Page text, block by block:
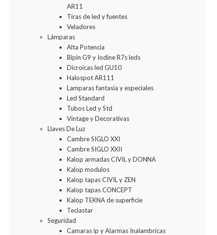
AR11
Tiras de led y fuentes
Veladores
Lámparas
Alta Potencia
Bipin G9 y Iodine R7s leds
Dicroicas led GU10
Halospot AR111
Lamparas fantasia y especiales
Led Standard
Tubos Led y Std
Vintage y Decorativas
Llaves De Luz
Cambre SIGLO XXI
Cambre SIGLO XXII
Kalop armadas CIVIL y DONNA
Kalop modulos
Kalop tapas CIVIL y ZEN
Kalop tapas CONCEPT
Kalop TEKNA de superficie
Teclastar
Seguridad
Camaras ip y Alarmas Inalambricas